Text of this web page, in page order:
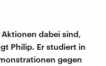
dabei sind,
Philip. Er studiert in
gegen